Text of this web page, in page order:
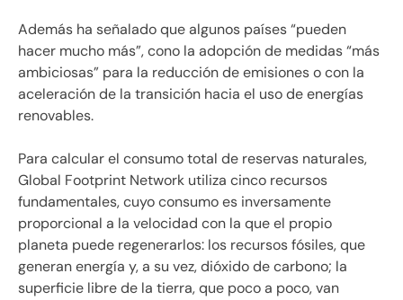
Además ha señalado que algunos países “pueden
hacer mucho más”, cono la adopción de medidas “más
ambiciosas” para la reducción de emisiones o con la
aceleración de la transición hacia el uso de energías
renovables.
Para calcular el consumo total de reservas naturales,
Global Footprint Network utiliza cinco recursos
fundamentales, cuyo consumo es inversamente
proporcional a la velocidad con la que el propio
planeta puede regenerarlos: los recursos fósiles, que
generan energía y, a su vez, dióxido de carbono; la
superficie libre de la tierra, que poco a poco, van